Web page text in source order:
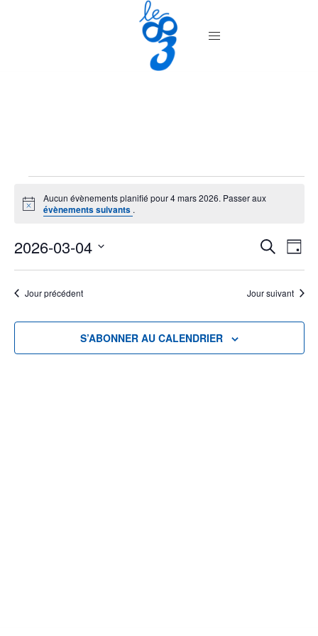
Évènements
for
4
mars
2026
Notice
Aucun évènements planifié pour 4 mars 2026. Passer aux
évènements suivants .
et
vues
JOUR
2026-03-04
Sélectionnez
Jour précédent Jour suivant
S’ABONNER AU CALENDRIER